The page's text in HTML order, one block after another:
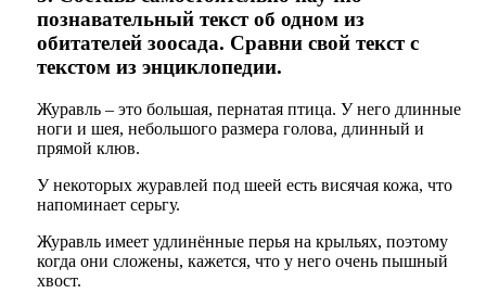
познавательный текст об одном из
обитателей зоосада. Сравни свой текст с
текстом из энциклопедии.
Журавль – это большая, пернатая птица. У него длинные
ноги и шея, небольшого размера голова, длинный и
прямой клюв.
У некоторых журавлей под шеей есть висячая кожа, что
напоминает серьгу.
Журавль имеет удлинённые перья на крыльях, поэтому
когда они сложены, кажется, что у него очень пышный
хвост.